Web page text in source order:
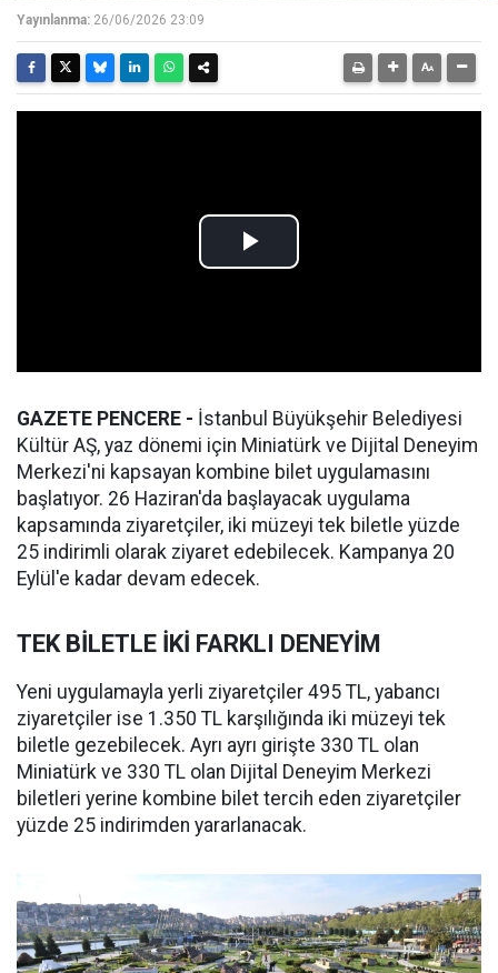
Yayınlanma: 26/06/2026 23:09
GAZETE PENCERE - İstanbul Büyükşehir Belediyesi
Kültür AŞ, yaz dönemi için Miniatürk ve Dijital Deneyim
Merkezi'ni kapsayan kombine bilet uygulamasını
başlatıyor. 26 Haziran'da başlayacak uygulama
kapsamında ziyaretçiler, iki müzeyi tek biletle yüzde
25 indirimli olarak ziyaret edebilecek. Kampanya 20
Eylül'e kadar devam edecek.
TEK BİLETLE İKİ FARKLI DENEYİM
Yeni uygulamayla yerli ziyaretçiler 495 TL, yabancı
ziyaretçiler ise 1.350 TL karşılığında iki müzeyi tek
biletle gezebilecek. Ayrı ayrı girişte 330 TL olan
Miniatürk ve 330 TL olan Dijital Deneyim Merkezi
biletleri yerine kombine bilet tercih eden ziyaretçiler
yüzde 25 indirimden yararlanacak.